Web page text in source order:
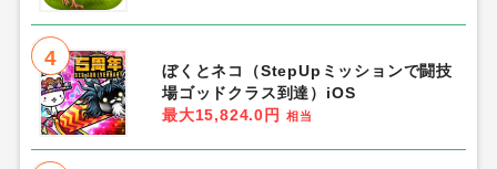
4
ぼくとネコ（StepUpミッションで闘技
場ゴッドクラス到達）iOS
最大15,824.0円
相当